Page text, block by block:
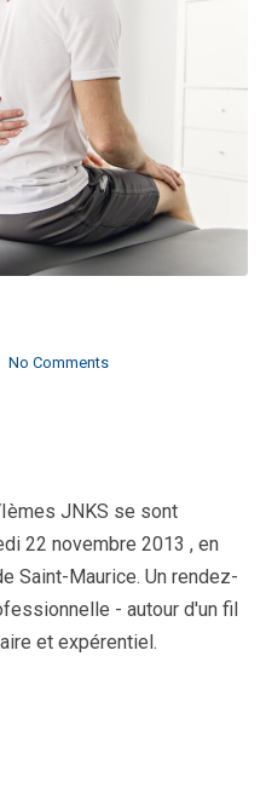
No Comments
JNKS se sont
22 novembre 2013 , en
Saint-Maurice. Un rendez-
- autour d'un fil
et expérentiel.